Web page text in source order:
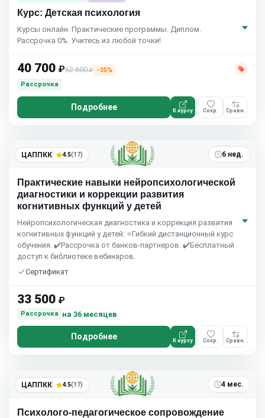
Курс: Детская психология
Курсы онлайн. Практические программы. Диплом.
Рассрочка 0%. Учитесь из любой точки!
40 700 ₽62 600₽
−35%
Рассрочка
Подробнее К курсу Сохр. Сравн.
ЦАППКК 4.5(17) 6 нед.
Практические навыки нейропсихологической
диагностики и коррекции развития
когнитивных функций у детей
Нейропсихологическая диагностика и коррекция развития
когнитивных функций у детей: ⭐Гибкий дистанционный курс
обучения. ✔️Рассрочка от банков-партнеров. ✔️Бесплатный
доступ к библиотеке вебинаров.
Сертификат
33 500 ₽
Рассрочка на 36 месяцев
Подробнее К курсу Сохр. Сравн.
ЦАППКК 4.5(17) 4 мес.
Психолого-педагогическое сопровождение